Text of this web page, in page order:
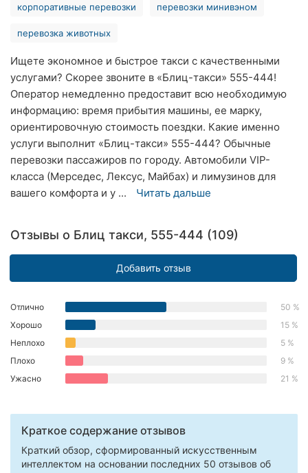
Кропивницкий
Киев
Харьков
Запорожье
Днепр
Львов
Кривой
Николаев
Черкассы
Черновцы
Ивано-
Франковск
корпоративные перевозки перевозки минивэном
перевозка животных
Ищете экономное и быстрое такси с качественными
услугами? Скорее звоните в «Блиц-такси» 555-444!
Оператор немедленно предоставит всю необходимую
информацию: время прибытия машины, ее марку,
ориентировочную стоимость поездки. Какие именно
услуги выполнит «Блиц-такси» 555-444? Обычные
перевозки пассажиров по городу. Автомобили VIP-
класса (Мерседес, Лексус, Майбах) и лимузинов для
вашего комфорта и у ...
Читать дальше
Отзывы о Блиц такси, 555-444 (109)
Добавить отзыв
Отлично
50 %
Хорошо
15 %
Неплохо
5 %
Плохо
9 %
Ужасно
21 %
Краткое содержание отзывов
Краткий обзор, сформированный искусственным
интеллектом на основании последних 50 отзывов об